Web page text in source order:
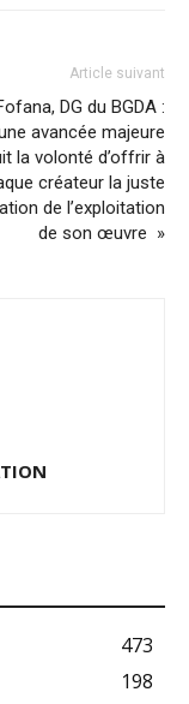
Article suivant
DG du BGDA :
avancée majeure
la volonté d’offrir à
créateur la juste
de l’exploitation
de son œuvre »
473
198